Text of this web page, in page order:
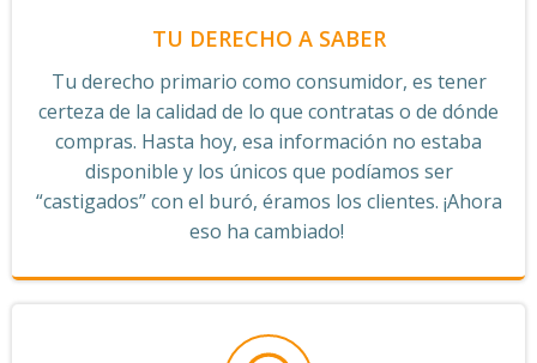
TU DERECHO A SABER
Tu derecho primario como consumidor, es tener
certeza de la calidad de lo que contratas o de dónde
compras. Hasta hoy, esa información no estaba
disponible y los únicos que podíamos ser
“castigados” con el buró, éramos los clientes. ¡Ahora
eso ha cambiado!